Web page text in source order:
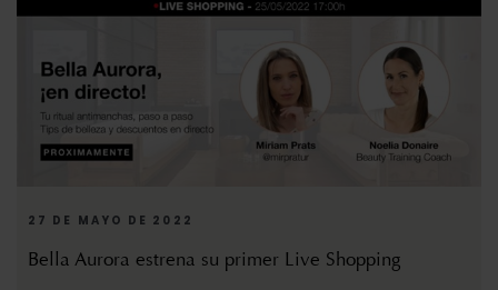
27 DE MAYO DE 2022
Bella Aurora estrena su primer Live Shopping